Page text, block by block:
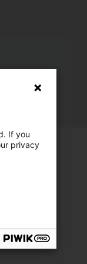
If you
privacy